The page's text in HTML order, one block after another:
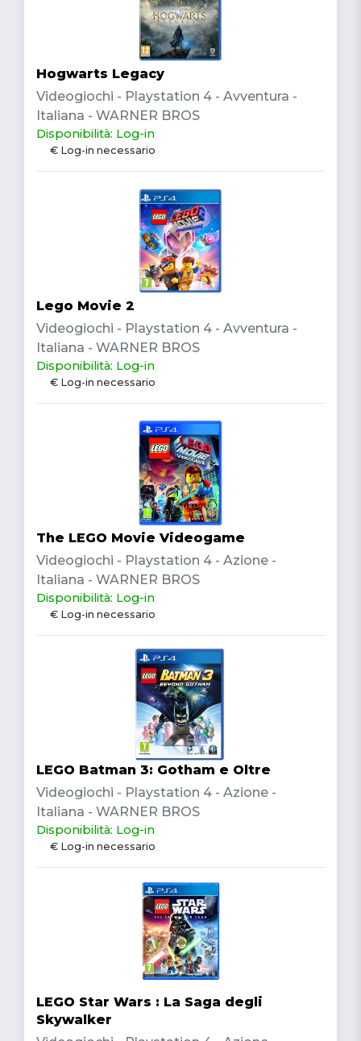
Hogwarts Legacy
Videogiochi - Playstation 4 - Avventura -
Italiana - WARNER BROS
Disponibilità: Log-in
€ Log-in necessario
Lego Movie 2
Videogiochi - Playstation 4 - Avventura -
Italiana - WARNER BROS
Disponibilità: Log-in
€ Log-in necessario
The LEGO Movie Videogame
Videogiochi - Playstation 4 - Azione -
Italiana - WARNER BROS
Disponibilità: Log-in
€ Log-in necessario
LEGO Batman 3: Gotham e Oltre
Videogiochi - Playstation 4 - Azione -
Italiana - WARNER BROS
Disponibilità: Log-in
€ Log-in necessario
LEGO Star Wars : La Saga degli
Skywalker